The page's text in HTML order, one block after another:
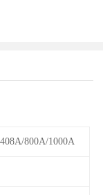
800A/1000A